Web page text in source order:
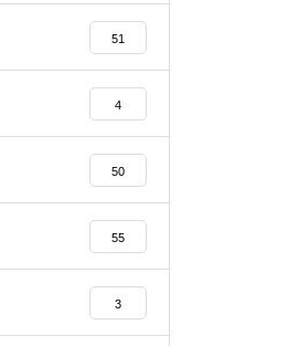
51
4
50
55
3